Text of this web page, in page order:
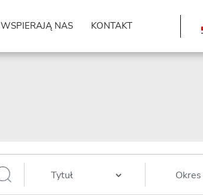
WSPIERAJĄ NAS KONTAKT